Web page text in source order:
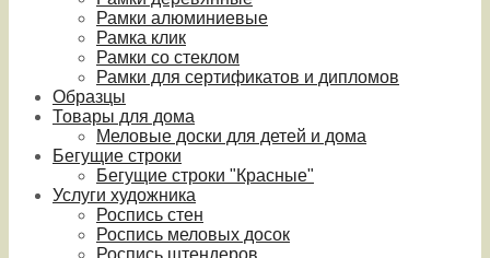
Рамки алюминиевые
Рамка клик
Рамки со стеклом
Рамки для сертификатов и дипломов
Образцы
Товары для дома
Меловые доски для детей и дома
Бегущие строки
Бегущие строки "Красные"
Услуги художника
Роспись стен
Роспись меловых досок
Роспись штендеров